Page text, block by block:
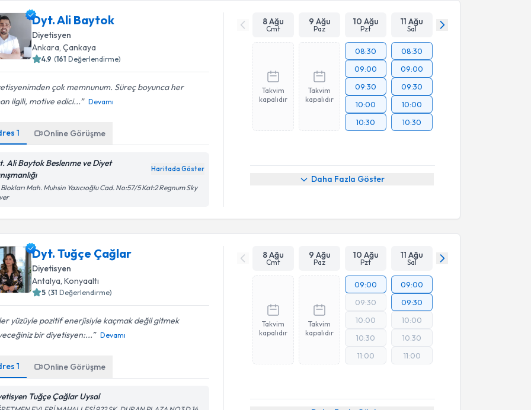
Dyt. Ali Baytok
Diyetisyen
Ankara,Çankaya
4.9 (161 Değerlendirme)
çok memnunum. Süreç boyunca her
ilgili, motive edici...
Devamı
1 Online Görüşme
Ali Baytok Beslenme ve Diyet
Haritada Göster
Blokları Mah. Muhsin Yazıcıoğlu Cad. No:57/5 Kat:2 Regnum Sky
8 Ağu
Cmt
9 Ağu
Paz
10 Ağu
Pzt
11 Ağu
Sal
Takvim
kapalıdır
Takvim
kapalıdır
08:30
09:00
09:30
10:00
10:30
08:30
09:00
09:30
10:00
10:30
Daha Fazla Göster
Dyt. Tuğçe Çağlar
Diyetisyen
Antalya,Konyaaltı
5 (31 Değerlendirme)
yüzüyle pozitif enerjisiyle kaçmak değil gitmek
bir diyetisyen:...
Devamı
1 Online Görüşme
Tuğçe Çağlar Uysal
8 Ağu
Cmt
9 Ağu
Paz
10 Ağu
Pzt
11 Ağu
Sal
Takvim
kapalıdır
Takvim
kapalıdır
09:00
09:30
10:00
10:30
11:00
09:00
09:30
10:00
10:30
11:00